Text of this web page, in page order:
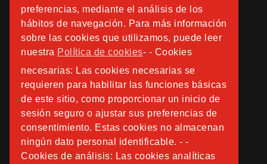
preferencias, mediante el análisis de los
hábitos de navegación. Para más información
sobre las cookies que utilizamos, puede leer
nuestra Política de cookies- - Cookies
necesarias: Las cookies necesarias se
requieren para habilitar las funciones básicas
de este sitio, como proporcionar un inicio de
sesión seguro o ajustar sus preferencias de
consentimiento. Estas cookies no almacenan
ningún dato personal identificable. - -
Cookies de análisis: Las cookies analíticas